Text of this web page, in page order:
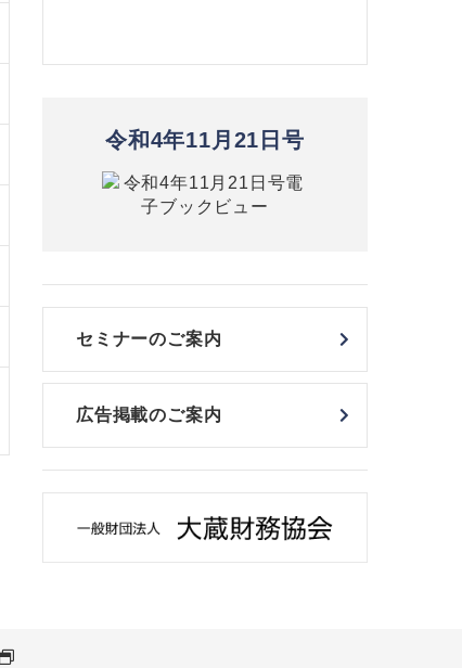
令和4年11月21日号
セミナーのご案内
広告掲載のご案内